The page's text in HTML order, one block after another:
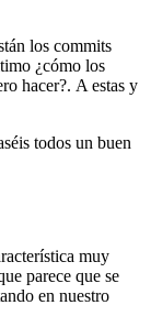
los commits
¿cómo los
hacer?. A estas y
todos un buen
muy
parece que se
en nuestro